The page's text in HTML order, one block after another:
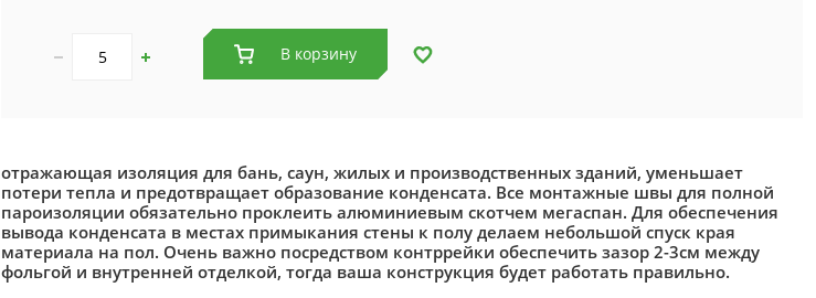
В корзину
отражающая изоляция для бань, саун, жилых и производственных зданий, уменьшает
потери тепла и предотвращает образование конденсата. Все монтажные швы для полной
пароизоляции обязательно проклеить алюминиевым скотчем мегаспан. Для обеспечения
вывода конденсата в местах примыкания стены к полу делаем небольшой спуск края
материала на пол. Очень важно посредством контррейки обеспечить зазор 2-3см между
фольгой и внутренней отделкой, тогда ваша конструкция будет работать правильно.